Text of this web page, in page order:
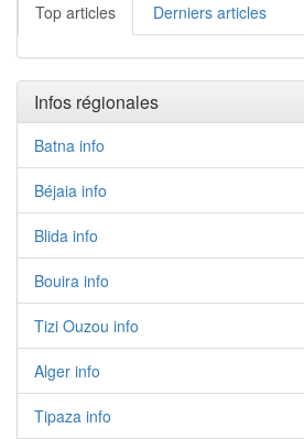
Top articles Derniers articles
Infos régionales
Batna info
Béjaia info
Blida info
Bouira info
Tizi Ouzou info
Alger info
Tipaza info